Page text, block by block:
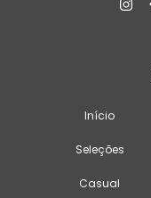
Início
Seleções
Casual